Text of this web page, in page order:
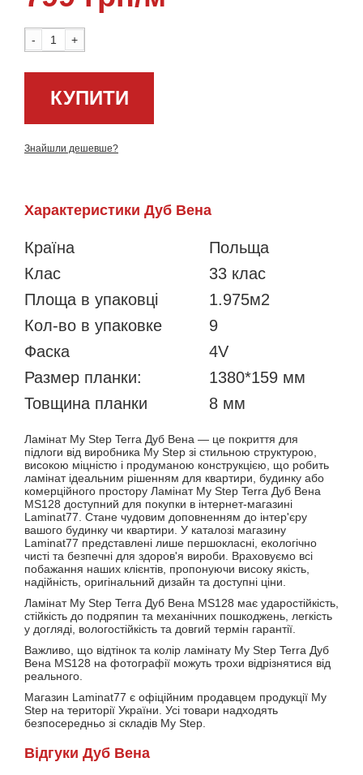
- +
КУПИТИ
Знайшли дешевше?
Характеристики Дуб Вена
Країна
Польща
Клас
33 клас
Площа в упаковці
1.975м2
Кол-во в упаковке
9
Фаска
4V
Размер планки:
1380*159 мм
Товщина планки
8 мм
Ламінат My Step Terra Дуб Вена — це покриття для
підлоги від виробника My Step зі стильною структурою,
високою міцністю і продуманою конструкцією, що робить
ламінат ідеальним рішенням для квартири, будинку або
комерційного простору Ламінат My Step Terra Дуб Вена
MS128 доступний для покупки в інтернет-магазині
Laminat77. Стане чудовим доповненням до інтер'єру
вашого будинку чи квартири. У каталозі магазину
Laminat77 представлені лише першокласні, екологічно
чисті та безпечні для здоров'я вироби. Враховуємо всі
побажання наших клієнтів, пропонуючи високу якість,
надійність, оригінальний дизайн та доступні ціни.
Ламінат My Step Terra Дуб Вена MS128 має ударостійкість,
стійкість до подряпин та механічних пошкоджень, легкість
у догляді, вологостійкість та довгий термін гарантії.
Важливо, що відтінок та колір ламінату My Step Terra Дуб
Вена MS128 на фотографії можуть трохи відрізнятися від
реального.
Магазин Laminat77 є офіційним продавцем продукції My
Step на території України. Усі товари надходять
безпосередньо зі складів My Step.
Вiдгуки Дуб Вена